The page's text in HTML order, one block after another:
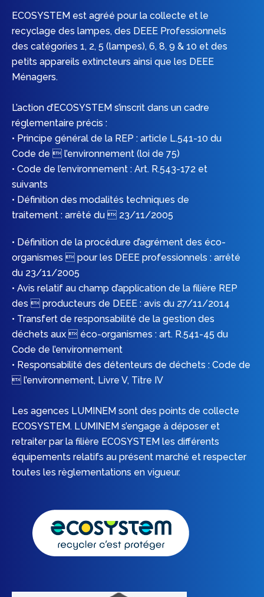
ECOSYSTEM est agréé pour la collecte et le
recyclage des lampes, des DEEE Professionnels
des catégories 1, 2, 5 (lampes), 6, 8, 9 & 10 et des
petits appareils extincteurs ainsi que les DEEE
Ménagers.
L’action d’ECOSYSTEM s’inscrit dans un cadre
réglementaire précis :
• Principe général de la REP : article L.541-10 du
Code de  l’environnement (loi de 75)
• Code de l’environnement : Art. R.543-172 et
suivants
• Définition des modalités techniques de
traitement : arrêté du  23/11/2005
• Définition de la procédure d’agrément des éco-
organismes  pour les DEEE professionnels : arrêté
du 23/11/2005
• Avis relatif au champ d’application de la filière REP
des  producteurs de DEEE : avis du 27/11/2014
• Transfert de responsabilité de la gestion des
déchets aux  éco-organismes : art. R.541-45 du
Code de l’environnement
• Responsabilité des détenteurs de déchets : Code de
 l’environnement, Livre V, Titre IV
Les agences LUMINEM sont des points de collecte
ECOSYSTEM. LUMINEM s’engage à déposer et
retraiter par la filière ECOSYSTEM les différents
équipements relatifs au présent marché et respecter
toutes les règlementations en vigueur.